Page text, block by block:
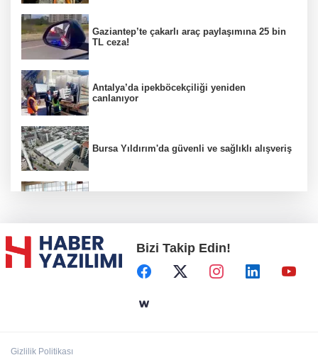
Gaziantep’te çakarlı araç paylaşımına 25 bin
TL ceza!
Antalya’da ipekböcekçiliği yeniden
canlanıyor
Bursa Yıldırım'da güvenli ve sağlıklı alışveriş
Başkent'in göletlerinde temizlik ve bakım
sürüyor
Bizi Takip Edin!
Gizlilik Politikası